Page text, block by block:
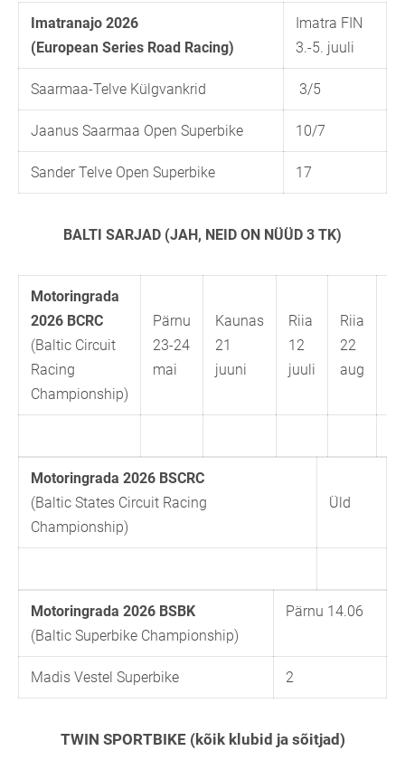
Imatranajo 2026
(European Series Road Racing)
Imatra FIN
3.-5. juuli
Saarmaa-Telve Külgvankrid 3/5
Jaanus Saarmaa Open Superbike 10/7
Sander Telve Open Superbike 17
BALTI SARJAD (JAH, NEID ON NÜÜD 3 TK)
Motoringrada
2026 BCRC
(Baltic Circuit
Racing
Championship)
Pärnu
23-24
mai
Kaunas
21
juuni
Riia
12
juuli
Riia
22
aug
Motoringrada 2026 BSCRC
(Baltic States Circuit Racing
Championship)
Üld
Motoringrada 2026 BSBK
(Baltic Superbike Championship)
Pärnu 14.06
Madis Vestel Superbike 2
TWIN SPORTBIKE (kõik klubid ja sõitjad)